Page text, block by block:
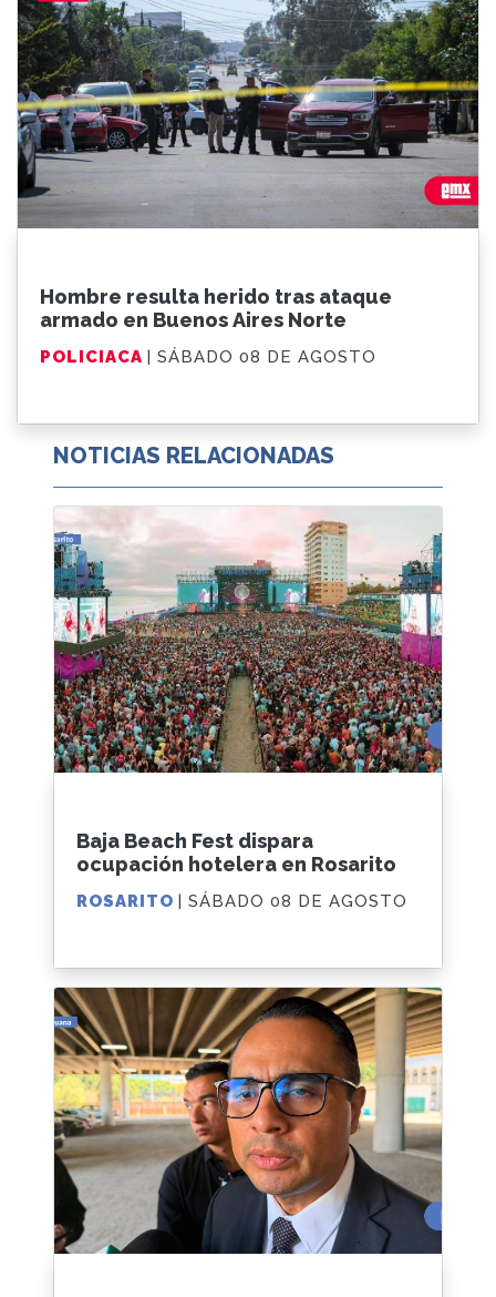
Hombre resulta herido tras ataque
armado en Buenos Aires Norte
POLICIACA | SÁBADO 08 DE AGOSTO
NOTICIAS RELACIONADAS
Baja Beach Fest dispara
ocupación hotelera en Rosarito
ROSARITO | SÁBADO 08 DE AGOSTO